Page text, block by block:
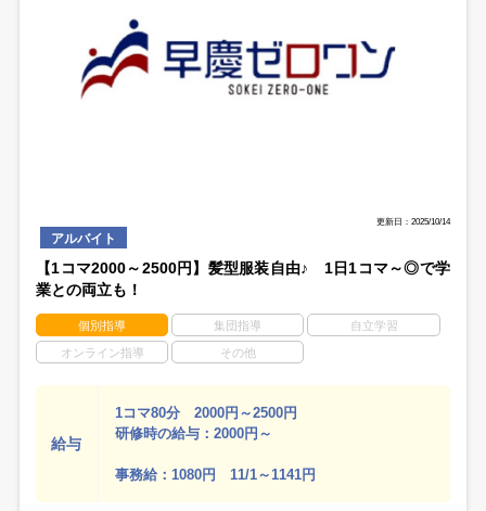
更新日：2025/10/14
アルバイト
【1コマ2000～2500円】髪型服装自由♪ 1日1コマ～◎で学
業との両立も！
個別指導 集団指導 自立学習
オンライン指導 その他
給与
1コマ80分 2000円～2500円
研修時の給与：2000円～
事務給：1080円 11/1～1141円